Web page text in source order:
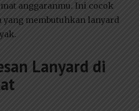
anggaranmu. Ini cocok
yang membutuhkan lanyard
Lanyard di